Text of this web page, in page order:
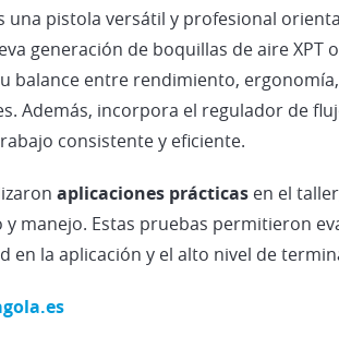
una pistola versátil y profesional
generación de boquillas de aire
balance entre rendimiento,
Además, incorpora el regulador de
consistente y eficiente.
aplicaciones prácticas en el
manejo. Estas pruebas permitieron
en la aplicación y el alto nivel de